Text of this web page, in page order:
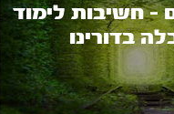
- חשיבות לימוד
בדורינו